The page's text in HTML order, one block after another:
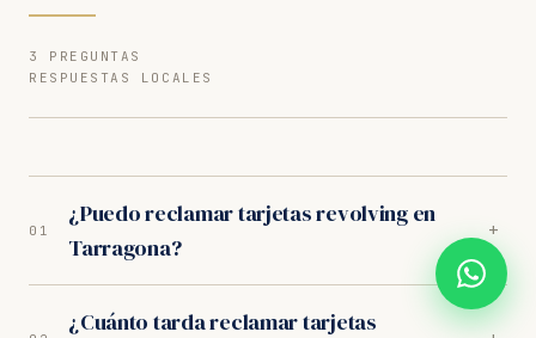
3 PREGUNTAS
RESPUESTAS LOCALES
01
¿Puedo reclamar tarjetas revolving en
Tarragona?
+
Sí. Nuestros abogados en Tarragona son especialistas
en tarjetas revolving. Analizamos tu caso
¿Cuánto tarda reclamar tarjetas